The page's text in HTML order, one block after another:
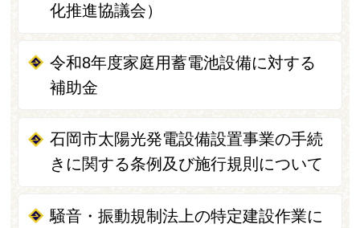
化推進協議会）
令和8年度家庭用蓄電池設備に対する
補助金
石岡市太陽光発電設備設置事業の手続
きに関する条例及び施行規則について
騒音・振動規制法上の特定建設作業に